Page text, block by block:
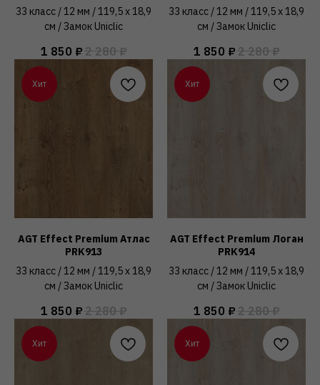
33 класс / 12 мм / 119,5 x 18,9
см / Замок Uniclic
1 850 ₽2 280 ₽
33 класс / 12 мм / 119,5 x 18,9
см / Замок Uniclic
1 850 ₽2 280 ₽
Хит
AGT Effect Premium Атлас
PRK913
33 класс / 12 мм / 119,5 x 18,9
см / Замок Uniclic
1 850 ₽2 280 ₽
Хит
AGT Effect Premium Логан
PRK914
33 класс / 12 мм / 119,5 x 18,9
см / Замок Uniclic
1 850 ₽2 280 ₽
Хит Хит